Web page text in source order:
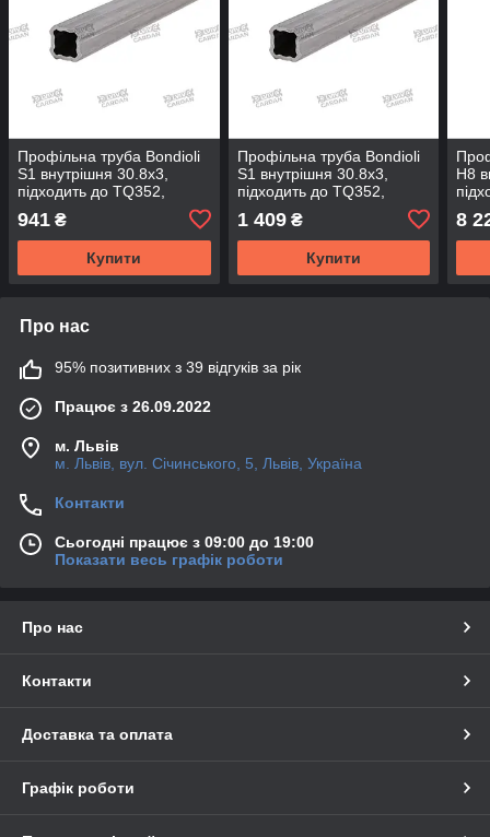
Профільна труба Bondioli
S1 внутрішня 30.8x3,
підходить до TQ352,
(TQ308-100)
941 ₴
Купити
Профільна труба Bondioli
S1 внутрішня 30.8x3,
підходить до TQ352,
(TQ308-150)
1 409₴
Купити
H8
8
Про нас
95% позитивних з 39 відгуків за рік
Працює з 26.09.2022
м. Львів
м. Львів, вул. Січинського, 5, Львів, Україна
Контакти
Сьогодні працює з 09:00 до 19:00
Показати весь графік роботи
Про нас
Контакти
Доставка та оплата
Графік роботи